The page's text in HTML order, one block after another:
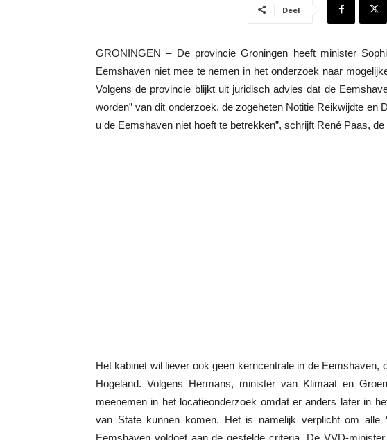
Deel
GRONINGEN – De provincie Groningen heeft minister
Eemshaven niet mee te nemen in het onderzoek naar
Volgens de provincie blijkt uit juridisch advies dat de
worden” van dit onderzoek, de zogeheten Notitie Reikwijdte en
u de Eemshaven niet hoeft te betrekken”, schrijft René Paas,
Het kabinet wil liever ook geen kerncentrale in de Eemshaven,
Hogeland. Volgens Hermans, minister van Klimaat en
meenemen in het locatieonderzoek omdat er anders later in
van State kunnen komen. Het is namelijk verplicht om alle
Eemshaven voldoet aan de gestelde criteria. De VVD-